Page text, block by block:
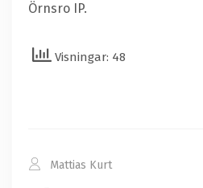
Örnsro IP.
Visningar: 48
Mattias Kurt